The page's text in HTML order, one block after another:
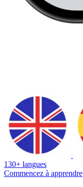
130+ langues
Commencez à apprendre